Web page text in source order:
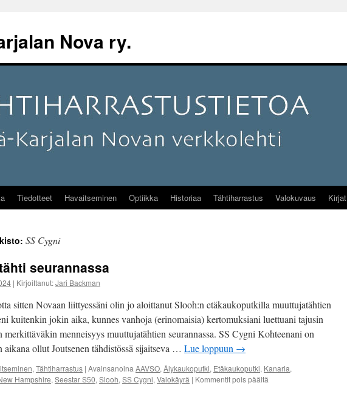
Nova ry.
Tiedotteet Havaitseminen Optiikka Historiaa Tähtiharrastus Valokuvaus Kirjat
SS Cygni
seurannassa
| Kirjoittanut:Jari Backman
sitten Novaan liittyessäni olin jo aloittanut Slooh:n etäkaukoputkilla muuttujatähtien
kuitenkin jokin aika, kunnes vanhoja (erinomaisia) kertomuksiani luettuani tajusin
merkittäväkin menneisyys muuttujatähtien seurannassa. SS Cygni Kohteenani on
aikana ollut Joutsenen tähdistössä sijaitseva … Lue loppuun →
, Tähtiharrastus | Avainsanoina AAVSO, Älykaukoputki, Etäkaukoputki, Kanaria,
Hampshire, Seestar S50, Slooh, SS Cygni, Valokäyrä | Kommentit pois päältä